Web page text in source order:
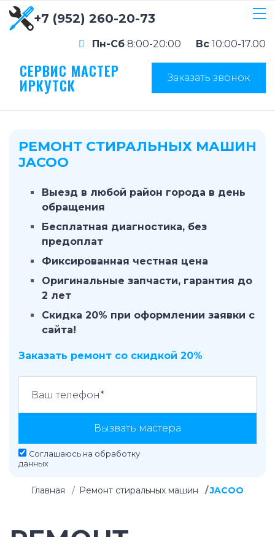
+7 (952) 260-20-73
Пн-Сб 8:00-20:00 Вс 10:00-17.00
СЕРВИС МАСТЕР
ИРКУТСК Заказать звонок
РЕМОНТ СТИРАЛЬНЫХ МАШИН
JACOO
Выезд в любой район города в день
обращения
Бесплатная диагностика, без
предоплат
Фиксированная честная цена
Оригинальные запчасти, гарантия до
2 лет
Скидка 20% при оформлении заявки с
сайта!
Заказать ремонт со скидкой 20%
Вызвать мастера
Соглашаюсь на обработку
данных
Главная Ремонт стиральных машин JACOO